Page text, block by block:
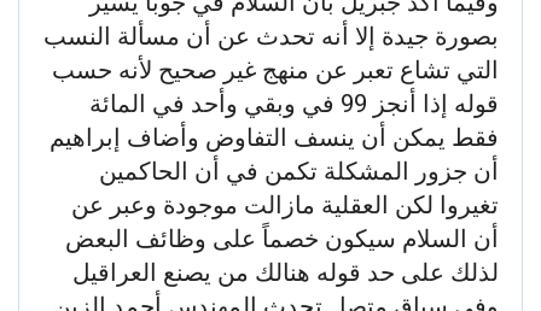
بصورة جيدة إلا أنه تحدث عن أن مسألة النسب
التي تشاع تعبر عن منهج غير صحيح لأنه حسب
قوله إذا أنجز 99 في وبقي وأحد في المائة
فقط يمكن أن ينسف التفاوض وأضاف إبراهيم
أن جزور المشكلة تكمن في أن الحاكمين
تغيروا لكن العقلية مازالت موجودة وعبر عن
أن السلام سيكون خصماً على وظائف البعض
لذلك على حد قوله هنالك من يصنع العراقيل